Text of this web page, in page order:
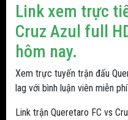
Link xem trực
Cruz Azul full
hôm nay.
Xem trực tuyến trận đấu
lag với bình luận viên miễn phí.
Link trận Queretaro FC vs